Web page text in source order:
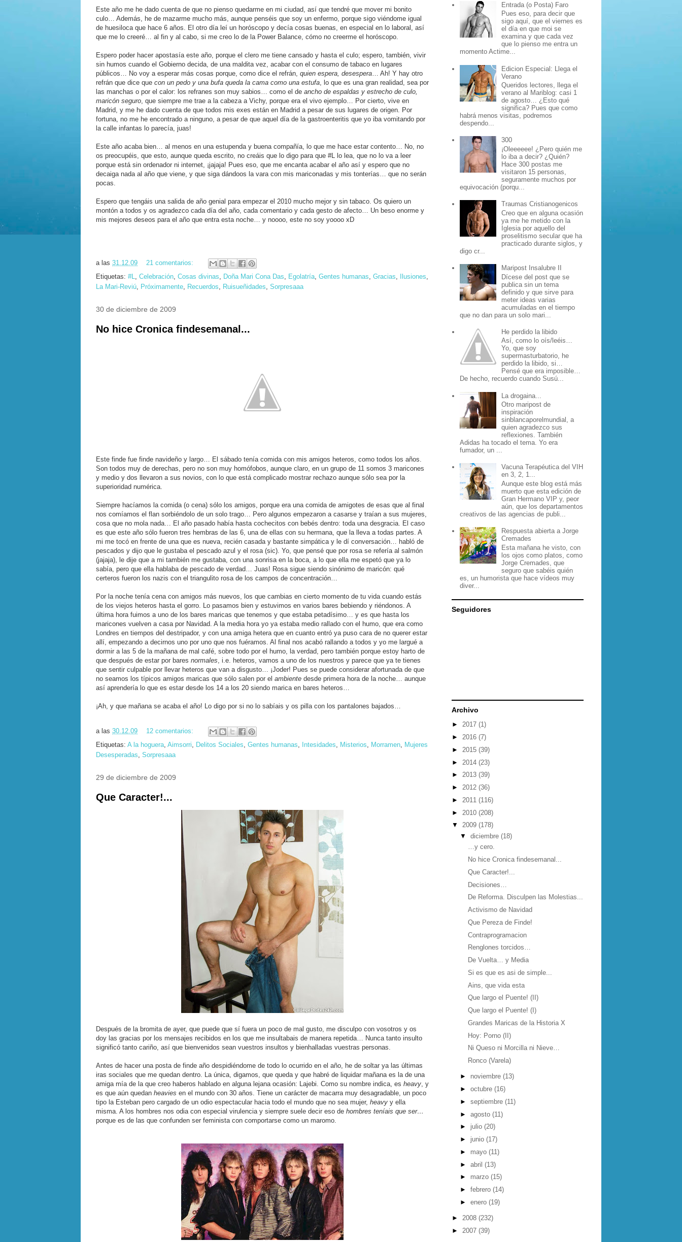
Este año me he dado cuenta de que no pienso quedarme en mi ciudad, así que tendré que mover mi bonito
culo… Además, he de mazarme mucho más, aunque penséis que soy un enfermo, porque sigo viéndome igual
de huesiloca que hace 6 años. El otro día leí un horóscopo y decía cosas buenas, en especial en lo laboral, así
que me lo creeré… al fin y al cabo, si me creo lo de la Power Balance, cómo no creerme el horóscopo.
Espero poder hacer apostasía este año, porque el clero me tiene cansado y hasta el culo; espero, también, vivir
sin humos cuando el Gobierno decida, de una maldita vez, acabar con el consumo de tabaco en lugares
públicos… No voy a esperar más cosas porque, como dice el refrán, quien espera, desespera… Ah! Y hay otro
refrán que dice que con un pedo y una bufa queda la cama como una estufa, lo que es una gran realidad, sea por
las manchas o por el calor: los refranes son muy sabios… como el de ancho de espaldas y estrecho de culo,
maricón seguro, que siempre me trae a la cabeza a Vichy, porque era el vivo ejemplo… Por cierto, vive en
Madrid, y me he dado cuenta de que todos mis exes están en Madrid a pesar de sus lugares de origen. Por
fortuna, no me he encontrado a ninguno, a pesar de que aquel día de la gastroenteritis que yo iba vomitando por
la calle infantas lo parecía, juas!
Este año acaba bien… al menos en una estupenda y buena compañía, lo que me hace estar contento… No, no
os preocupéis, que esto, aunque queda escrito, no creáis que lo digo para que #L lo lea, que no lo va a leer
porque está sin ordenador ni internet, ¡jajaja! Pues eso, que me encanta acabar el año así y espero que no
decaiga nada al año que viene, y que siga dándoos la vara con mis mariconadas y mis tonterías… que no serán
pocas.
Espero que tengáis una salida de año genial para empezar el 2010 mucho mejor y sin tabaco. Os quiero un
montón a todos y os agradezco cada día del año, cada comentario y cada gesto de afecto… Un beso enorme y
mis mejores deseos para el año que entra esta noche… y noooo, este no soy yoooo xD
a las 31.12.09
21 comentarios:
Etiquetas: #L, Celebración, Cosas divinas, Doña Mari Cona Das, Egolatría, Gentes humanas, Gracias, Ilusiones,
La Mari-Reviú, Próximamente, Recuerdos, Ruisueñidades, Sorpresaaa
30 de diciembre de 2009
No hice Cronica findesemanal...
Este finde fue finde navideño y largo… El sábado tenía comida con mis amigos heteros, como todos los años.
Son todos muy de derechas, pero no son muy homófobos, aunque claro, en un grupo de 11 somos 3 maricones
y medio y dos llevaron a sus novios, con lo que está complicado mostrar rechazo aunque sólo sea por la
superioridad numérica.
Siempre hacíamos la comida (o cena) sólo los amigos, porque era una comida de amigotes de esas que al final
nos comíamos el flan sorbiéndolo de un solo trago… Pero algunos empezaron a casarse y traían a sus mujeres,
cosa que no mola nada… El año pasado había hasta cochecitos con bebés dentro: toda una desgracia. El caso
es que este año sólo fueron tres hembras de las 6, una de ellas con su hermana, que la lleva a todas partes. A
mi me tocó en frente de una que es nueva, recién casada y bastante simpática y le dí conversación… habló de
pescados y dijo que le gustaba el pescado azul y el rosa (sic). Yo, que pensé que por rosa se refería al salmón
(jajaja), le dije que a mi también me gustaba, con una sonrisa en la boca, a lo que ella me espetó que ya lo
sabía, pero que ella hablaba de pescado de verdad… Juas! Rosa sigue siendo sinónimo de maricón: qué
certeros fueron los nazis con el triangulito rosa de los campos de concentración…
Por la noche tenía cena con amigos más nuevos, los que cambias en cierto momento de tu vida cuando estás
de los viejos heteros hasta el gorro. Lo pasamos bien y estuvimos en varios bares bebiendo y riéndonos. A
última hora fuimos a uno de los bares maricas que tenemos y que estaba petadísimo… y es que hasta los
maricones vuelven a casa por Navidad. A la media hora yo ya estaba medio rallado con el humo, que era como
Londres en tiempos del destripador, y con una amiga hetera que en cuanto entró ya puso cara de no querer estar
allí, empezando a decirnos uno por uno que nos fuéramos. Al final nos acabó rallando a todos y yo me largué a
dormir a las 5 de la mañana de mal café, sobre todo por el humo, la verdad, pero también porque estoy harto de
que después de estar por bares normales, i.e. heteros, vamos a uno de los nuestros y parece que ya te tienes
que sentir culpable por llevar heteros que van a disgusto… ¡Joder! Pues se puede considerar afortunada de que
no seamos los típicos amigos maricas que sólo salen por el ambiente desde primera hora de la noche… aunque
así aprendería lo que es estar desde los 14 a los 20 siendo marica en bares heteros…
¡Ah, y que mañana se acaba el año! Lo digo por si no lo sabíais y os pilla con los pantalones bajados…
a las 30.12.09
12 comentarios:
Etiquetas: A la hoguera, Aimsorri, Delitos Sociales, Gentes humanas, Intesidades, Misterios, Morramen, Mujeres
Desesperadas, Sorpresaaa
29 de diciembre de 2009
Que Caracter!...
Después de la bromita de ayer, que puede que sí fuera un poco de mal gusto, me disculpo con vosotros y os
doy las gracias por los mensajes recibidos en los que me insultabais de manera repetida… Nunca tanto insulto
significó tanto cariño, así que bienvenidos sean vuestros insultos y bienhalladas vuestras personas.
Antes de hacer una posta de finde año despidiéndome de todo lo ocurrido en el año, he de soltar ya las últimas
iras sociales que me quedan dentro. La única, digamos, que queda y que habré de liquidar mañana es la de una
amiga mía de la que creo haberos hablado en alguna lejana ocasión: Lajebi. Como su nombre indica, es heavy, y
es que aún quedan heavies en el mundo con 30 años. Tiene un carácter de macarra muy desagradable, un poco
tipo la Esteban pero cargado de un odio espectacular hacia todo el mundo que no sea mujer, heavy y ella
misma. A los hombres nos odia con especial virulencia y siempre suele decir eso de hombres teníais que ser…
porque es de las que confunden ser feminista con comportarse como un maromo.
Entrada (o Posta) Faro
Pues eso, para decir que
sigo aquí, que el viernes es
el día en que moi se
examina y que cada vez
que lo pienso me entra un
momento Actime...
Edicion Especial: Llega el
Verano
Queridos lectores, llega el
verano al Mariblog: casi 1
de agosto… ¿Esto qué
significa? Pues que como
habrá menos visitas, podremos
despendo...
300
¡Oleeeeee! ¿Pero quién me
lo iba a decir? ¿Quién?
Hace 300 postas me
visitaron 15 personas,
seguramente muchos por
equivocación (porqu...
Traumas Cristianogenicos
Creo que en alguna ocasión
ya me he metido con la
Iglesia por aquello del
proselitismo secular que ha
practicado durante siglos, y
digo cr...
Maripost Insalubre II
Dícese del post que se
publica sin un tema
definido y que sirve para
meter ideas varias
acumuladas en el tiempo
que no dan para un solo mari...
He perdido la libido
Así, como lo oís/leéis…
Yo, que soy
supermasturbatorio, he
perdido la libido, si…
Pensé que era imposible…
De hecho, recuerdo cuando Susú...
La drogaina...
Otro maripost de
inspiración
sinblancaporelmundial, a
quien agradezco sus
reflexiones. También
Adidas ha tocado el tema. Yo era
fumador, un ...
Vacuna Terapéutica del VIH
en 3, 2, 1...
Aunque este blog está más
muerto que esta edición de
Gran Hermano VIP y, peor
aún, que los departamentos
creativos de las agencias de publi...
Respuesta abierta a Jorge
Cremades
Esta mañana he visto, con
los ojos como platos, como
Jorge Cremades, que
seguro que sabéis quién
es, un humorista que hace vídeos muy
diver...
Seguidores
Archivo
► 2017 (1)
► 2016 (7)
► 2015 (39)
► 2014 (23)
► 2013 (39)
► 2012 (36)
► 2011 (116)
► 2010 (208)
▼ 2009 (178)
▼ diciembre (18)
…y cero.
No hice Cronica findesemanal...
Que Caracter!...
Decisiones…
De Reforma. Disculpen las Molestias...
Activismo de Navidad
Que Pereza de Finde!
Contraprogramacion
Renglones torcidos…
De Vuelta… y Media
Si es que es asi de simple...
Ains, que vida esta
Que largo el Puente! (II)
Que largo el Puente! (I)
Grandes Maricas de la Historia X
Hoy: Porno (II)
Ni Queso ni Morcilla ni Nieve…
Ronco (Varela)
► noviembre (13)
► octubre (16)
► septiembre (11)
► agosto (11)
► julio (20)
► junio (17)
► mayo (11)
► abril (13)
► marzo (15)
► febrero (14)
► enero (19)
► 2008 (232)
► 2007 (39)